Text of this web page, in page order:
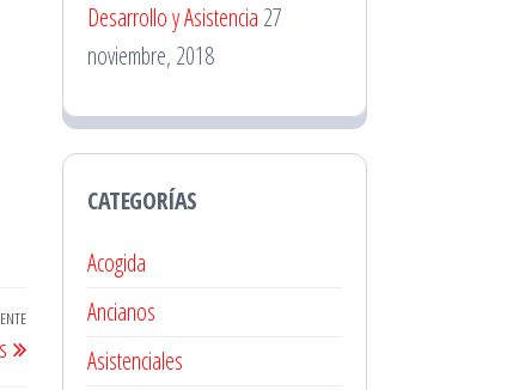
Entrada
siguiente
Desarrollo y Asistencia 27
noviembre, 2018
CATEGORÍAS
Acogida
Ancianos
Asistenciales